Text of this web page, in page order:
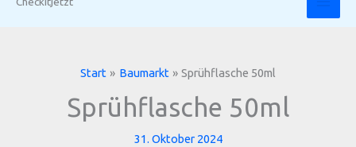
Start Baumarkt Sprühflasche 50ml
Sprühflasche 50ml
31. Oktober 2024